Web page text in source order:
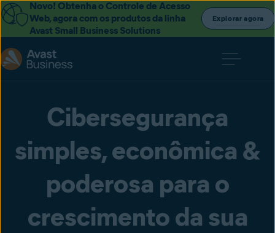
Novo! Obtenha o Controle de Acesso
Web, agora com os produtos da linha
Avast Small Business Solutions
Explorar agora
Cibersegurança
simples, econômica &
poderosa para o
crescimento da sua